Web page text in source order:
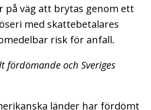
på väg att brytas genom ett
med skattebetalares
risk för anfall.
fördömande och Sveriges
länder har fördömt